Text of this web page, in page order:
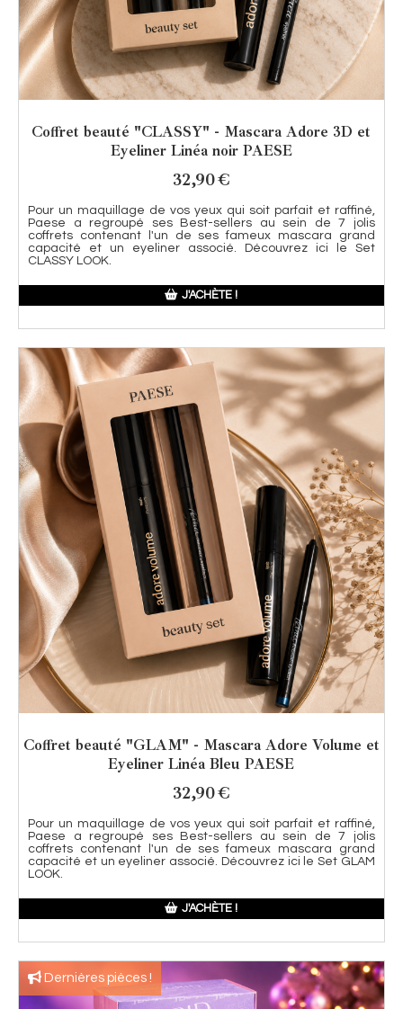
Coffret beauté "CLASSY" - Mascara Adore 3D et
Eyeliner Linéa noir PAESE
32,90€
Pour un maquillage de vos yeux qui soit parfait et raffiné,
Paese a regroupé ses Best-sellers au sein de 7 jolis
coffrets contenant l'un de ses fameux mascara grand
capacité et un eyeliner associé. Découvrez ici le Set
CLASSY LOOK.
J'ACHÈTE !
Coffret beauté "GLAM" - Mascara Adore Volume et
Eyeliner Linéa Bleu PAESE
32,90€
Pour un maquillage de vos yeux qui soit parfait et raffiné,
Paese a regroupé ses Best-sellers au sein de 7 jolis
coffrets contenant l'un de ses fameux mascara grand
capacité et un eyeliner associé. Découvrez ici le Set GLAM
LOOK.
J'ACHÈTE !
Dernières pièces !